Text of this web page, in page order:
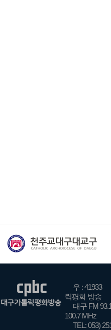
우 : 41933
릭평화 방송
대구 FM
100.7 MHz
TEL: 053)